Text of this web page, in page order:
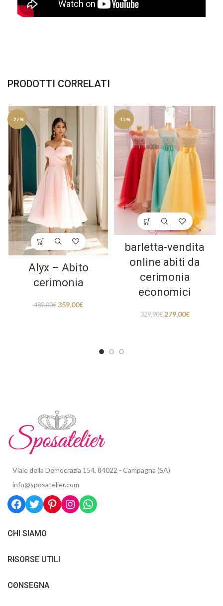
PRODOTTI CORRELATI
-27%
Alyx – Abito
cerimonia
489,00€ 359,00€
-15%
barletta-vendita
online abiti da
cerimonia
economici
329,90€ 279,00€
Viale della Democrazia 154, 84022 - Campagna (SA)
info@sposatelier.com
CHI SIAMO
RISORSE UTILI
CONSEGNA